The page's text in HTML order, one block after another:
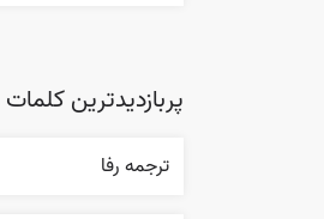
پربازدیدترین
ترجمه رفا